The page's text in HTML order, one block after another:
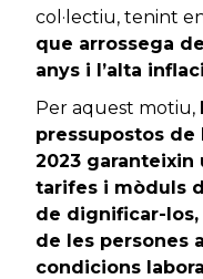
col·lectiu, tenint
que arrossega
anys i l’alta
Per aquest motiu,
pressupostos de
2023
tarifes i mòduls
de dignificar-
de les persones
condicions